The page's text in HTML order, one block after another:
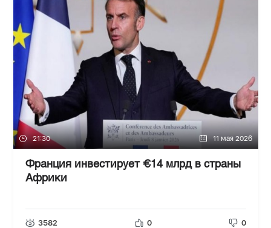
21:30 11 мая 2026
Франция инвестирует €14 млрд в страны
Африки
3582 0 0